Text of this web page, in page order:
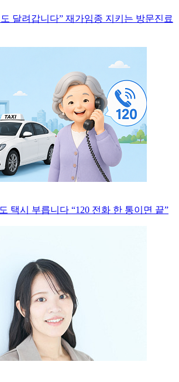
달려갑니다” 재가임종 지키는 방문진료
택시 부릅니다 “120 전화 한 통이면 끝”